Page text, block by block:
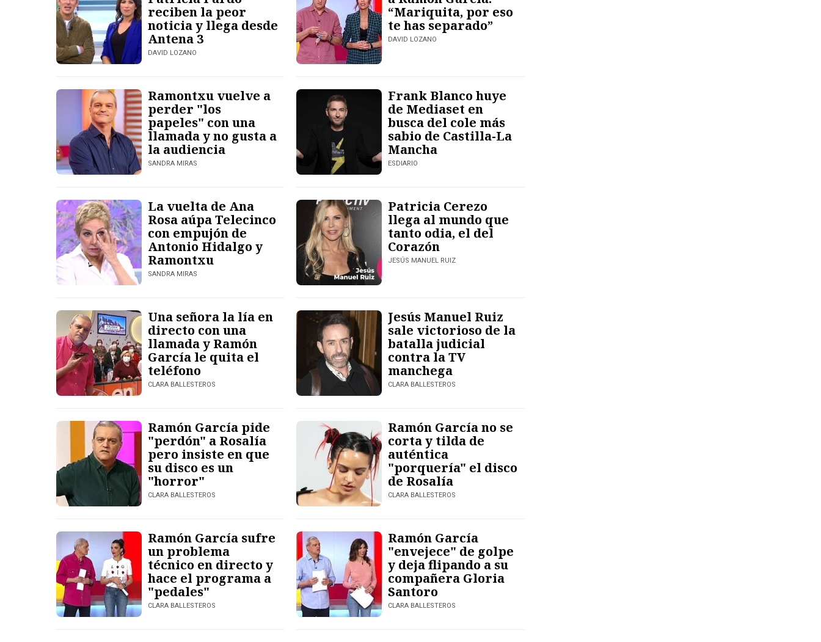
reciben la peor
noticia y llega desde
Antena 3
DAVID LOZANO
“Mariquita, por eso
te has separado”
DAVID LOZANO
Ramontxu vuelve a
perder "los
papeles" con una
llamada y no gusta a
la audiencia
SANDRA MIRAS
Frank Blanco huye
de Mediaset en
busca del cole más
sabio de Castilla-La
Mancha
ESDIARIO
La vuelta de Ana
Rosa aúpa Telecinco
con empujón de
Antonio Hidalgo y
Ramontxu
SANDRA MIRAS
Patricia Cerezo
llega al mundo que
tanto odia, el del
Corazón
JESÚS MANUEL RUIZ
Una señora la lía en
directo con una
llamada y Ramón
García le quita el
teléfono
CLARA BALLESTEROS
Jesús Manuel Ruiz
sale victorioso de la
batalla judicial
contra la TV
manchega
CLARA BALLESTEROS
Ramón García pide
"perdón" a Rosalía
pero insiste en que
su disco es un
"horror"
CLARA BALLESTEROS
Ramón García no se
corta y tilda de
auténtica
"porquería" el disco
de Rosalía
CLARA BALLESTEROS
Ramón García sufre
un problema
técnico en directo y
hace el programa a
"pedales"
CLARA BALLESTEROS
Ramón García
"envejece" de golpe
y deja flipando a su
compañera Gloria
Santoro
CLARA BALLESTEROS